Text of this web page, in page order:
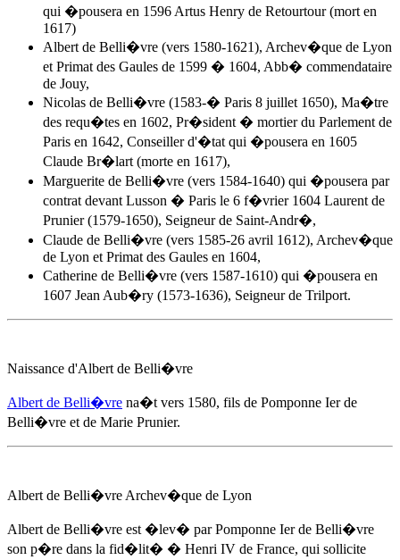
qui �pousera en 1596 Artus Henry de Retourtour (mort en
1617)
Albert de Belli�vre (vers 1580-1621), Archev�que de Lyon
et Primat des Gaules de 1599 � 1604, Abb� commendataire
de Jouy,
Nicolas de Belli�vre (1583-� Paris 8 juillet 1650), Ma�tre
des requ�tes en 1602, Pr�sident � mortier du Parlement de
Paris en 1642, Conseiller d'�tat qui �pousera en 1605
Claude Br�lart (morte en 1617),
Marguerite de Belli�vre (vers 1584-1640) qui �pousera par
contrat devant Lusson � Paris le 6 f�vrier 1604 Laurent de
Prunier (1579-1650), Seigneur de Saint-Andr�,
Claude de Belli�vre (vers 1585-26 avril 1612), Archev�que
de Lyon et Primat des Gaules en 1604,
Catherine de Belli�vre (vers 1587-1610) qui �pousera en
1607 Jean Aub�ry (1573-1636), Seigneur de Trilport.
Naissance d'Albert de Belli�vre
Albert de Belli�vre na�t vers 1580, fils de Pomponne Ier de
Belli�vre et de Marie Prunier.
Albert de Belli�vre Archev�que de Lyon
Albert de Belli�vre est �lev� par Pomponne Ier de Belli�vre
son p�re dans la fid�lit� � Henri IV de France, qui sollicite